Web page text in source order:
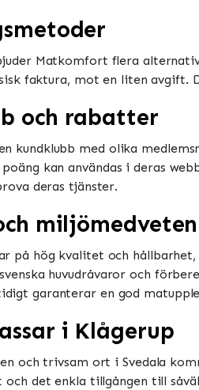
Matkomfort flera
faktura, mot en liten avgift.
och rabatter
kundklubb med olika
poäng kan användas i deras
deras tjänster​​.
på hög kvalitet och
huvudråvaror och
garanterar en god
i Klågerup
och trivsam ort i Svedala
och det enkla tillgången till